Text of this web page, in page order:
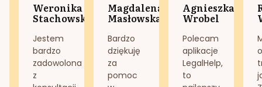
Weronika
Stachowska
Jestem
bardzo
zadowolona
z
Magdalena
Masłowska
Bardzo
dziękuję
za
pomoc
Agnieszka
Wrobel
Polecam
aplikacje
LegalHelp,
to